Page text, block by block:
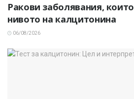
Ракови заболявания,
нивото на калцитонина
06/08/2026